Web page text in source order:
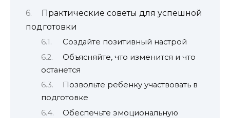
Практические советы для успешной
подготовки
Создайте позитивный настрой
Объясняйте, что изменится и что
останется
Позвольте ребенку участвовать в
подготовке
Обеспечьте эмоциональную